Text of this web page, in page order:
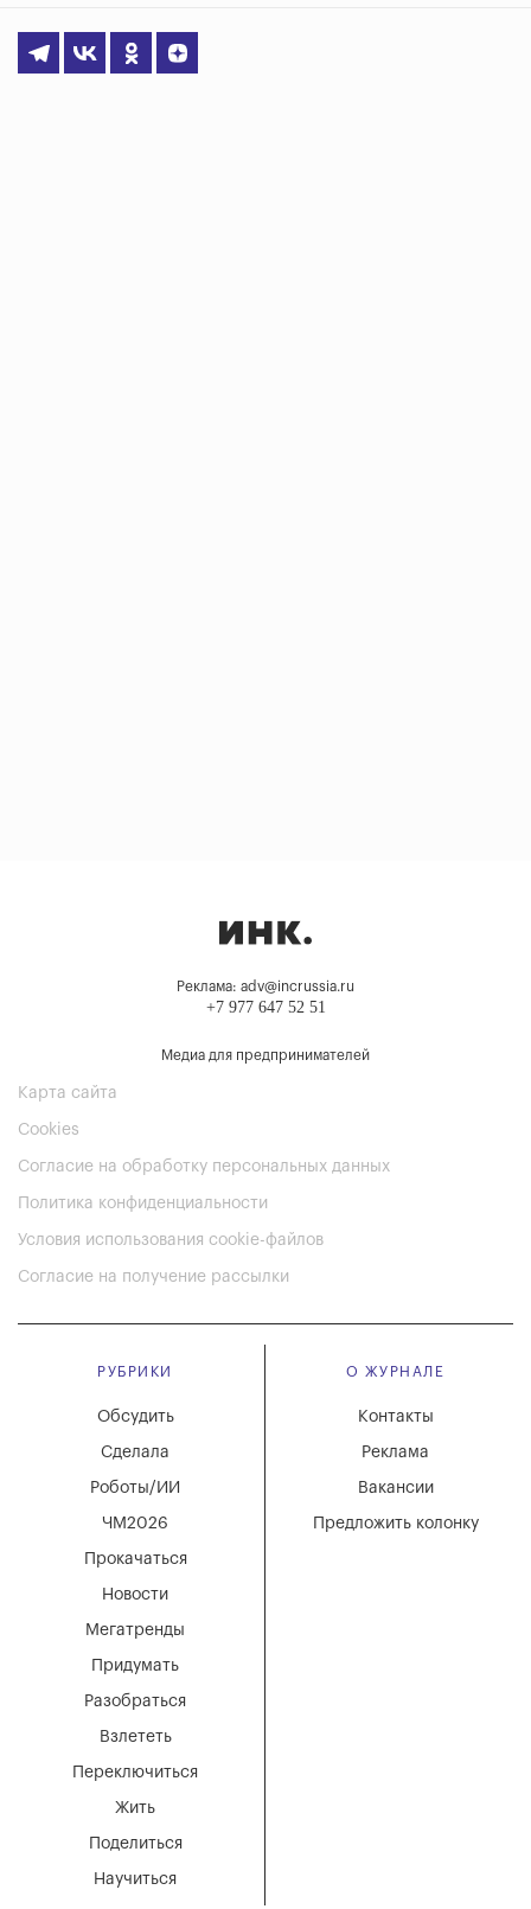
Реклама: adv@incrussia.ru
+7 977 647 52 51
Медиа для предпринимателей
Карта сайта
Cookies
Согласие на обработку персональных данных
Политика конфиденциальности
Условия использования cookie-файлов
Согласие на получение рассылки
РУБРИКИ
Мегатренды
Придумать
Разобраться
Взлететь
Новости
Переключиться
Жить
Поделиться
Научиться
Обсудить
Сделала
Роботы/ИИ
ЧМ2026
Прокачаться
О ЖУРНАЛЕ
Вакансии
Реклама
Контакты
Предложить колонку